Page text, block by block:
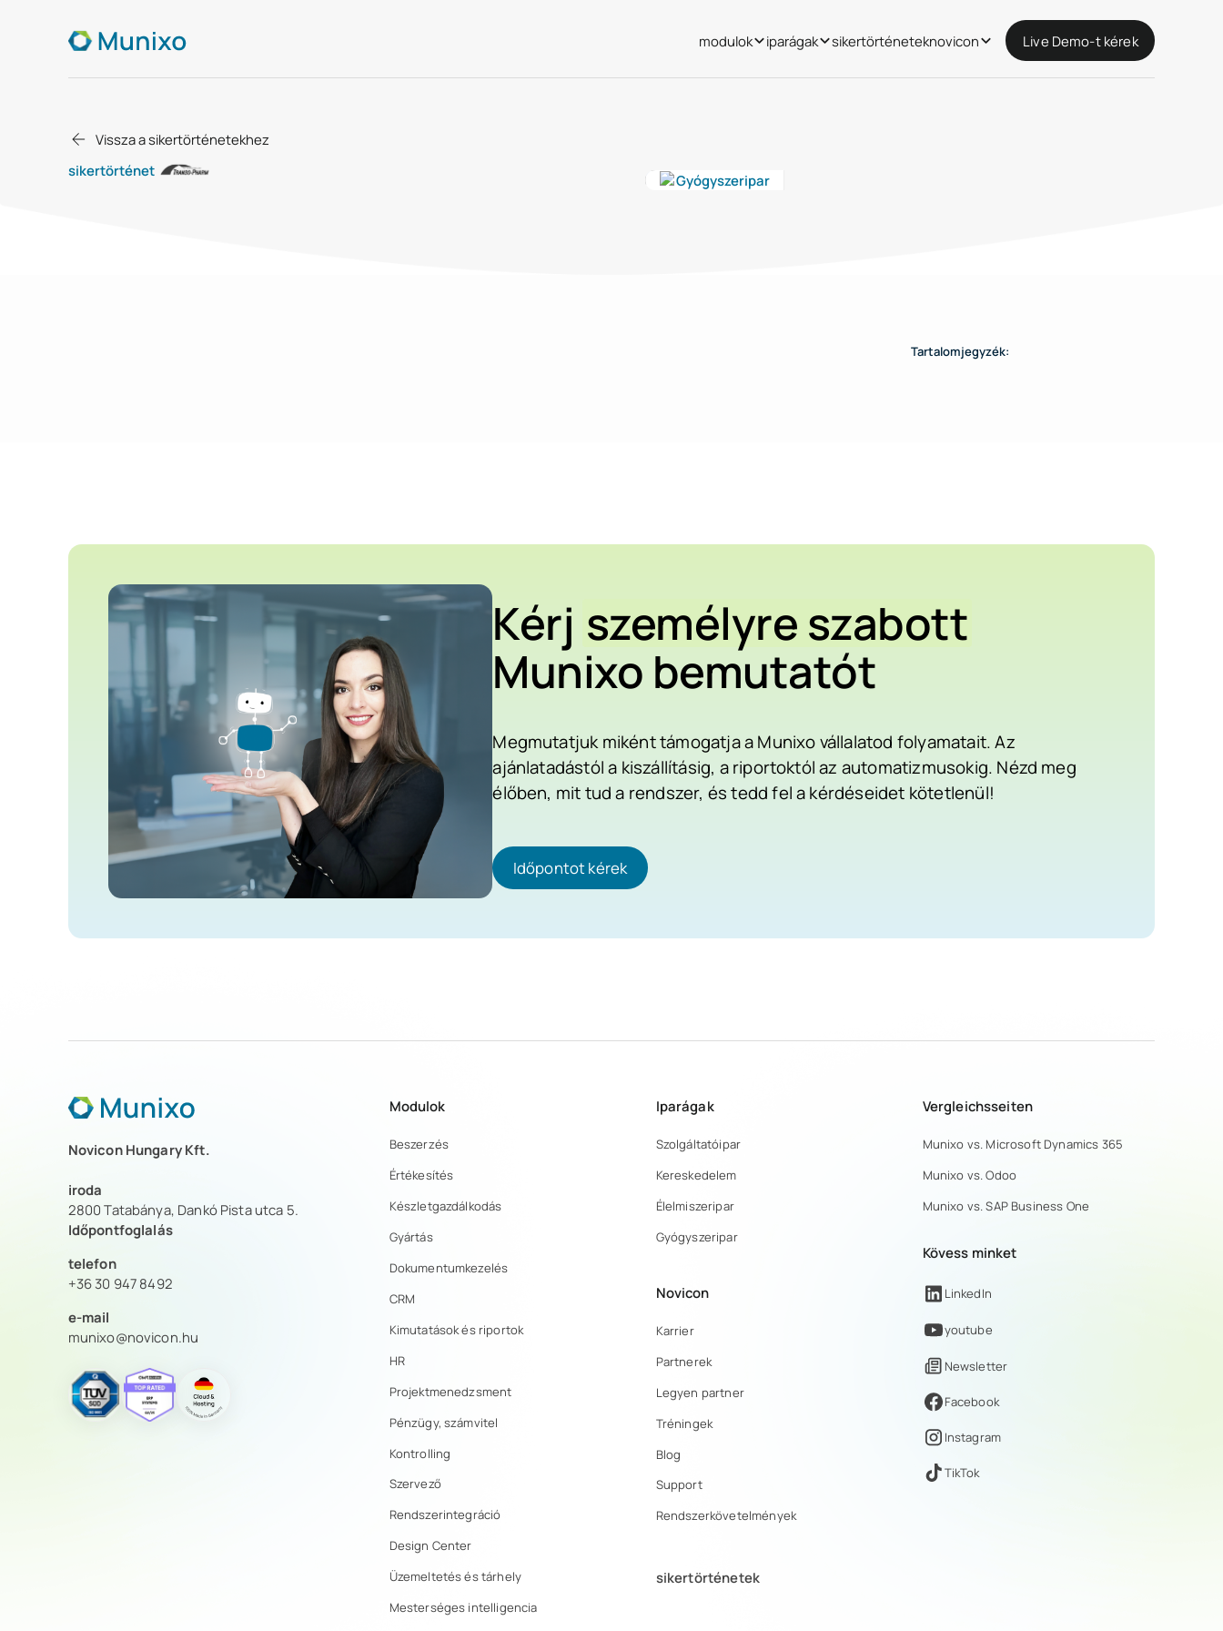
modulok iparágak sikertörténeteknovicon
Live Demo-t kérek
Live Demo-t kérek
Vissza a sikertörténetekhez
sikertörténet
Gyógyszeripar
Tartalomjegyzék:
Kérj személyre szabott
Munixo bemutatót
Megmutatjuk miként támogatja a Munixo vállalatod folyamatait. Az
ajánlatadástól a kiszállításig, a riportoktól az automatizmusokig. Nézd meg
élőben, mit tud a rendszer, és tedd fel a kérdéseidet kötetlenül!
Időpontot kérek
Novicon Hungary Kft.
iroda
2800 Tatabánya, Dankó Pista utca 5.
Időpontfoglalás
telefon
+36 30 947 8492
e-mail
munixo@novicon.hu
Modulok
Beszerzés
Értékesítés
Készletgazdálkodás
Gyártás
Dokumentumkezelés
CRM
Kimutatások és riportok
HR
Projektmenedzsment
Pénzügy, számvitel
Kontrolling
Szervező
Rendszerintegráció
Design Center
Üzemeltetés és tárhely
Mesterséges intelligencia
Iparágak
Szolgáltatóipar
Kereskedelem
Élelmiszeripar
Gyógyszeripar
Novicon
Karrier
Partnerek
Legyen partner
Tréningek
Blog
Support
Rendszerkövetelmények
sikertörténetek
Vergleichsseiten
Munixo vs. Microsoft Dynamics 365
Munixo vs. Odoo
Munixo vs. SAP Business One
Kövess minket
LinkedIn
youtube
Newsletter
Facebook
Instagram
TikTok